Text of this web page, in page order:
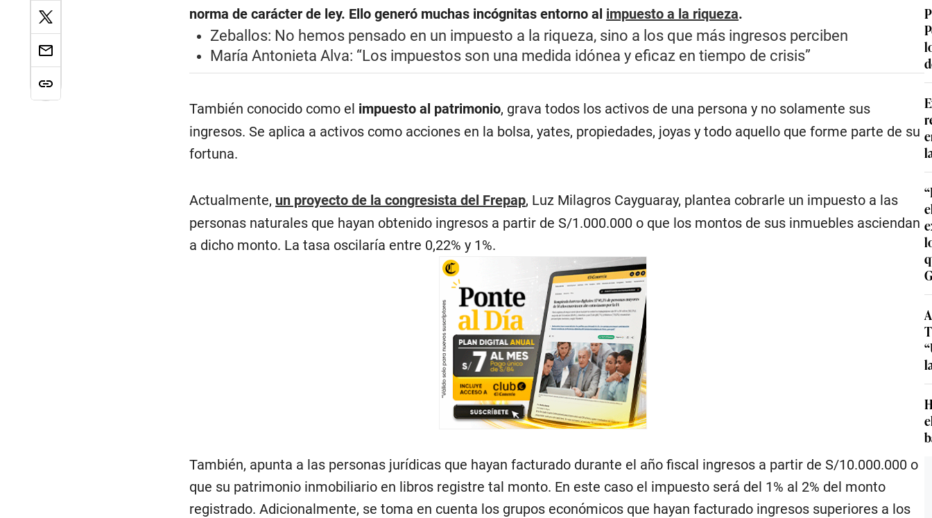
norma de carácter de ley. Ello generó muchas incógnitas entorno al impuesto a la riqueza.
Zeballos: No hemos pensado en un impuesto a la riqueza, sino a los que más ingresos perciben
María Antonieta Alva: “Los impuestos son una medida idónea y eficaz en tiempo de crisis”
También conocido como el impuesto al patrimonio, grava todos los activos de una persona y no solamente sus
ingresos. Se aplica a activos como acciones en la bolsa, yates, propiedades, joyas y todo aquello que forme parte de su
fortuna.
Actualmente, un proyecto de la congresista del Frepap, Luz Milagros Cayguaray, plantea cobrarle un impuesto a las
personas naturales que hayan obtenido ingresos a partir de S/1.000.000 o que los montos de sus inmuebles asciendan
a dicho monto. La tasa oscilaría entre 0,22% y 1%.
También, apunta a las personas jurídicas que hayan facturado durante el año fiscal ingresos a partir de S/10.000.000 o
que su patrimonio inmobiliario en libros registre tal monto. En este caso el impuesto será del 1% al 2% del monto
registrado. Adicionalmente, se toma en cuenta los grupos económicos que hayan facturado ingresos superiores a los